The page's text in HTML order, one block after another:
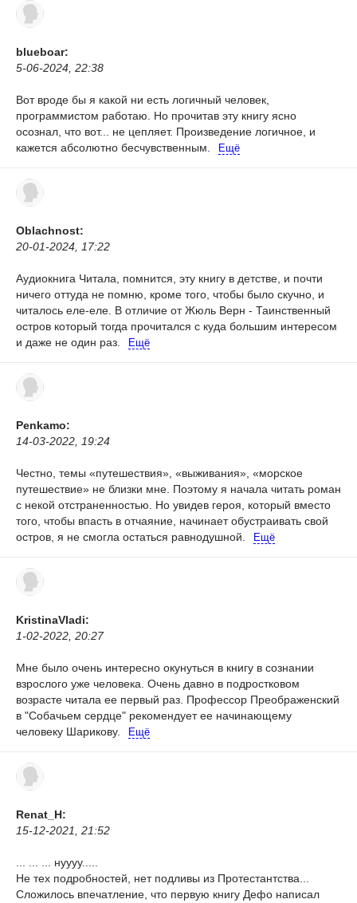
blueboar:
5-06-2024, 22:38
Вот вроде бы я какой ни есть логичный человек,
программистом работаю. Но прочитав эту книгу ясно
осознал, что вот... не цепляет. Произведение логичное, и
кажется абсолютно бесчувственным.
Ещё
Oblachnost:
20-01-2024, 17:22
Аудиокнига Читала, помнится, эту книгу в детстве, и почти
ничего оттуда не помню, кроме того, чтобы было скучно, и
читалось еле-еле. В отличие от Жюль Верн - Таинственный
остров который тогда прочитался с куда большим интересом
и даже не один раз.
Ещё
Penkamo:
14-03-2022, 19:24
Честно, темы «путешествия», «выживания», «морское
путешествие» не близки мне. Поэтому я начала читать роман
с некой отстраненностью. Но увидев героя, который вместо
того, чтобы впасть в отчаяние, начинает обустраивать свой
остров, я не смогла остаться равнодушной.
Ещё
KristinaVladi:
1-02-2022, 20:27
Мне было очень интересно окунуться в книгу в сознании
взрослого уже человека. Очень давно в подростковом
возрасте читала ее первый раз. Профессор Преображенский
в "Собачьем сердце" рекомендует ее начинающему
человеку Шарикову.
Ещё
Renat_H:
15-12-2021, 21:52
... ... ... нуууу.....
Не тех подробностей, нет подливы из Протестантства...
Сложилось впечатление, что первую книгу Дефо написал